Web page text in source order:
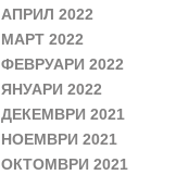
АПРИЛ 2022
МАРТ 2022
ФЕВРУАРИ 2022
ЯНУАРИ 2022
ДЕКЕМВРИ 2021
НОЕМВРИ 2021
ОКТОМВРИ 2021